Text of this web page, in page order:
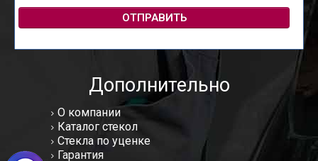
ОТПРАВИТЬ
Дополнительно
О компании
Каталог стекол
Стекла по уценке
Гарантия